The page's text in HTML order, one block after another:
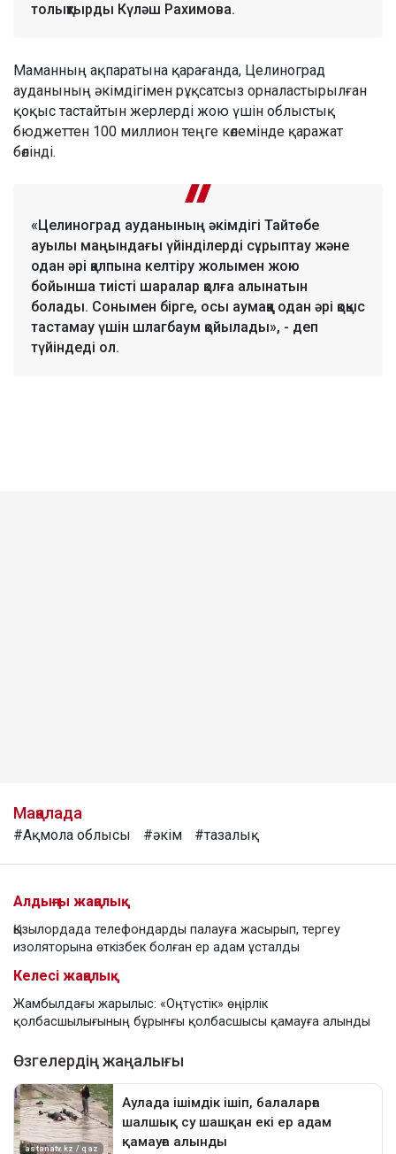
толықтырды Күләш Рахимова.
Маманның ақпаратына қарағанда, Целиноград
ауданының әкімдігімен рұқсатсыз орналастырылған
қоқыс тастайтын жерлерді жою үшін облыстық
бюджеттен 100 миллион теңге көлемінде қаражат
бөлінді.
«Целиноград ауданының әкімдігі Тайтөбе
ауылы маңындағы үйінділерді сұрыптау және
одан әрі қалпына келтіру жолымен жою
бойынша тиісті шаралар қолға алынатын
болады. Сонымен бірге, осы аумаққа одан әрі қоқыс
тастамау үшін шлагбаум қойылады», - деп
түйіндеді ол.
Мақалада
#Ақмола облысы #әкім #тазалық
Алдыңғы жаңалық
Қызылордада телефондарды палауға жасырып, тергеу
изоляторына өткізбек болған ер адам ұсталды
Келесі жаңалық
Жамбылдағы жарылыс: «Оңтүстік» өңірлік
қолбасшылығының бұрынғы қолбасшысы қамауға алынды